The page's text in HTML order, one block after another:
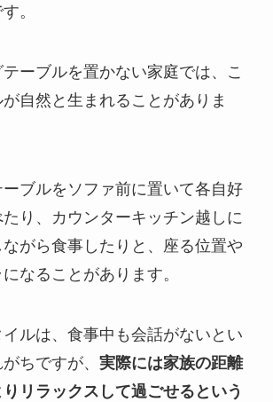
。
ーブルを置かない家庭では、こ
自然と生まれることがありま
ブルをソファ前に置いて各自好
り、カウンターキッチン越しに
がら食事したりと、座る位置や
なることがあります。
ルは、食事中も会話がないとい
ちですが、 実際には家族の距離
リラックスして過ごせるという